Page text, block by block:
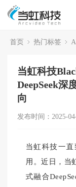
首页 热门标签
当虹科技
DeepSeek深
向
发布时间：2025-
当虹科技一
用。近日， 当
式融合